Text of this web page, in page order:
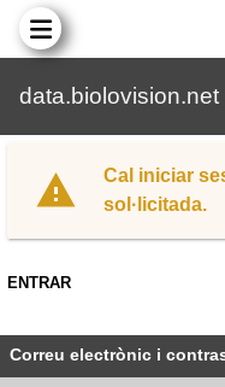
data.biolovision.net
Cal iniciar
sol·licitada.
ENTRAR
Correu electrònic i